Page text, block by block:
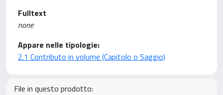
Fulltext
none
Appare nelle tipologie:
2.1 Contributo in volume (Capitolo o Saggio)
File in questo prodotto: